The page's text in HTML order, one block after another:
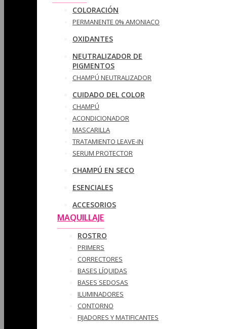
COLORACIÓN
PERMANENTE 0% AMONIACO
OXIDANTES
NEUTRALIZADOR DE
PIGMENTOS
CHAMPÚ NEUTRALIZADOR
CUIDADO DEL COLOR
CHAMPÚ
ACONDICIONADOR
MASCARILLA
TRATAMIENTO LEAVE-IN
SERUM PROTECTOR
CHAMPÚ EN SECO
ESENCIALES
ACCESORIOS
MAQUILLAJE
ROSTRO
PRIMERS
CORRECTORES
BASES LÍQUIDAS
BASES SEDOSAS
ILUMINADORES
CONTORNO
FIJADORES Y MATIFICANTES